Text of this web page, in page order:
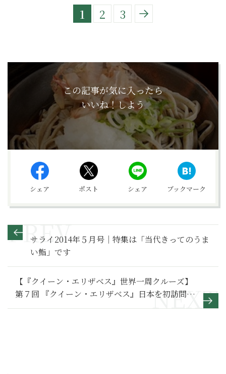
1 2 3
この記事が気に入ったら
いいね！しよう
シェア ポスト シェア ブックマーク
サライ2014年５月号｜特集は「当代きってのうま
い鮨」です
【『クイーン・エリザベス』世界一周クルーズ】
第７回 『クイーン・エリザベス』日本を初訪問
春爛漫の鹿児島、横浜、神戸、長崎を巡る